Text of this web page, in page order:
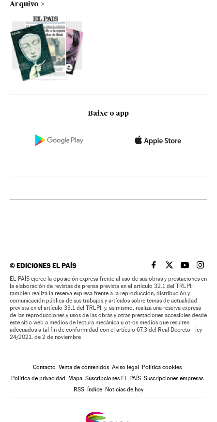
Arquivo
Baixe o app
©EDICIONES EL PAÍS EL PAÍS BRASIL EN
EL PAÍSEL PAÍS
EL
EL PAÍS ejerce la oposición expresa frente al uso de sus obras y prestaciones en
la elaboración de revistas de prensa prevista en el artículo 32.1 del TRLPI;
también realiza la reserva expresa frente a la reproducción, distribución y
comunicación pública de sus trabajos y artículos sobre temas de actualidad
prevista en el artículo 33.1 del TRLPI; y, asimismo, realiza una reserva expresa
de las reproducciones y usos de las obras y otras prestaciones accesibles desde
este sitio web a medios de lectura mecánica u otros medios que resulten
adecuados a tal fin de conformidad con el artículo 67.3 del Real Decreto - ley
24/2021, de 2 de noviembre
Contacto Venta de contenidos Aviso legal
Política cookies
Política de privacidad
Mapa Suscripciones EL PAÍS Suscripciones empresas
RSS
Índice Noticias de hoy